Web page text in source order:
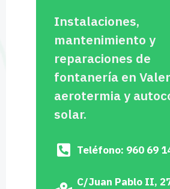
Instalaciones,
mantenimiento y
reparaciones de
fontanería en
aerotermia y
solar.
Teléfono: 960 69
C/Juan Pablo II,